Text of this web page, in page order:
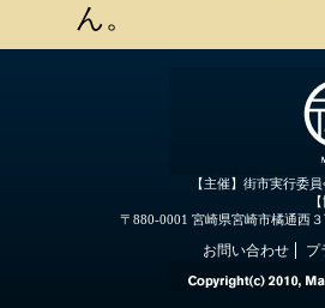
ん。
【主催】街市実行委
〒880-0001 宮崎県宮崎市橘通西
お問い合わせ プ